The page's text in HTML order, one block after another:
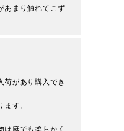
あまり触れてこず
荷があり購入でき
す。